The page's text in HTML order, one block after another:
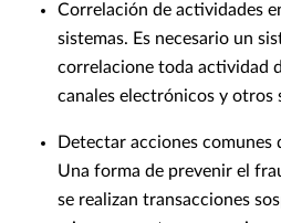
Correlación de actividades
sistemas. Es necesario un
correlacione toda actividad
canales electrónicos y otros
Detectar acciones comunes
Una forma de prevenir el
se realizan transacciones